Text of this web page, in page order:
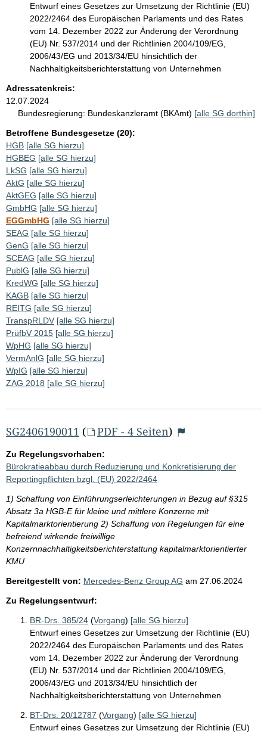
Entwurf eines Gesetzes zur Umsetzung der Richtlinie (EU)
2022/2464 des Europäischen Parlaments und des Rates
vom 14. Dezember 2022 zur Änderung der Verordnung
(EU) Nr. 537/2014 und der Richtlinien 2004/109/EG,
2006/43/EG und 2013/34/EU hinsichtlich der
Nachhaltigkeitsberichterstattung von Unternehmen
Adressatenkreis:
12.07.2024
Bundesregierung: Bundeskanzleramt (BKAmt) [alle SG dorthin]
Betroffene Bundesgesetze (20):
HGB [alle SG hierzu]
HGBEG [alle SG hierzu]
LkSG [alle SG hierzu]
AktG [alle SG hierzu]
AktGEG [alle SG hierzu]
GmbHG [alle SG hierzu]
EGGmbHG [alle SG hierzu]
SEAG [alle SG hierzu]
GenG [alle SG hierzu]
SCEAG [alle SG hierzu]
PublG [alle SG hierzu]
KredWG [alle SG hierzu]
KAGB [alle SG hierzu]
REITG [alle SG hierzu]
TranspRLDV [alle SG hierzu]
PrüfbV 2015 [alle SG hierzu]
WpHG [alle SG hierzu]
VermAnlG [alle SG hierzu]
WpIG [alle SG hierzu]
ZAG 2018 [alle SG hierzu]
SG2406190011 ( PDF - 4 Seiten)
Zu Regelungsvorhaben:
Bürokratieabbau durch Reduzierung und Konkretisierung der
Reportingpflichten bzgl. (EU) 2022/2464
1) Schaffung von Einführungserleichterungen in Bezug auf §315
Absatz 3a HGB-E für kleine und mittlere Konzerne mit
Kapitalmarktorientierung 2) Schaffung von Regelungen für eine
befreiend wirkende freiwillige
Konzernnachhaltigkeitsberichterstattung kapitalmarktorientierter
KMU
Bereitgestellt von: Mercedes-Benz Group AG am 27.06.2024
Zu Regelungsentwurf:
BR-Drs. 385/24 (Vorgang) [alle SG hierzu]
Entwurf eines Gesetzes zur Umsetzung der Richtlinie (EU)
2022/2464 des Europäischen Parlaments und des Rates
vom 14. Dezember 2022 zur Änderung der Verordnung
(EU) Nr. 537/2014 und der Richtlinien 2004/109/EG,
2006/43/EG und 2013/34/EU hinsichtlich der
Nachhaltigkeitsberichterstattung von Unternehmen
BT-Drs. 20/12787 (Vorgang) [alle SG hierzu]
Entwurf eines Gesetzes zur Umsetzung der Richtlinie (EU)